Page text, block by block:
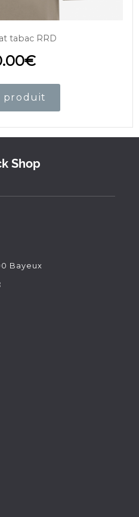
tabac RRD
€
produit
Shop
Bayeux